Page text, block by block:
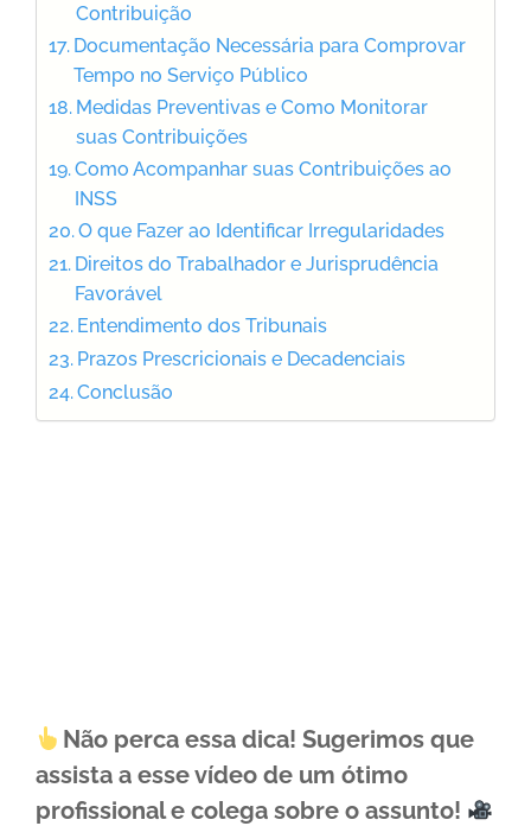
Contribuição
Documentação Necessária para Comprovar
Tempo no Serviço Público
Medidas Preventivas e Como Monitorar
suas Contribuições
Como Acompanhar suas Contribuições ao
INSS
O que Fazer ao Identificar Irregularidades
Direitos do Trabalhador e Jurisprudência
Favorável
Entendimento dos Tribunais
Prazos Prescricionais e Decadenciais
Conclusão
Não perca essa dica! Sugerimos que
assista a esse vídeo de um ótimo
profissional e colega sobre o assunto!